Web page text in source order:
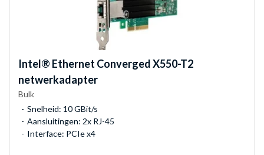
Intel® Ethernet Converged X550-T2
netwerkadapter
Bulk
Snelheid: 10 GBit/s
Aansluitingen: 2x RJ-45
Interface: PCIe x4